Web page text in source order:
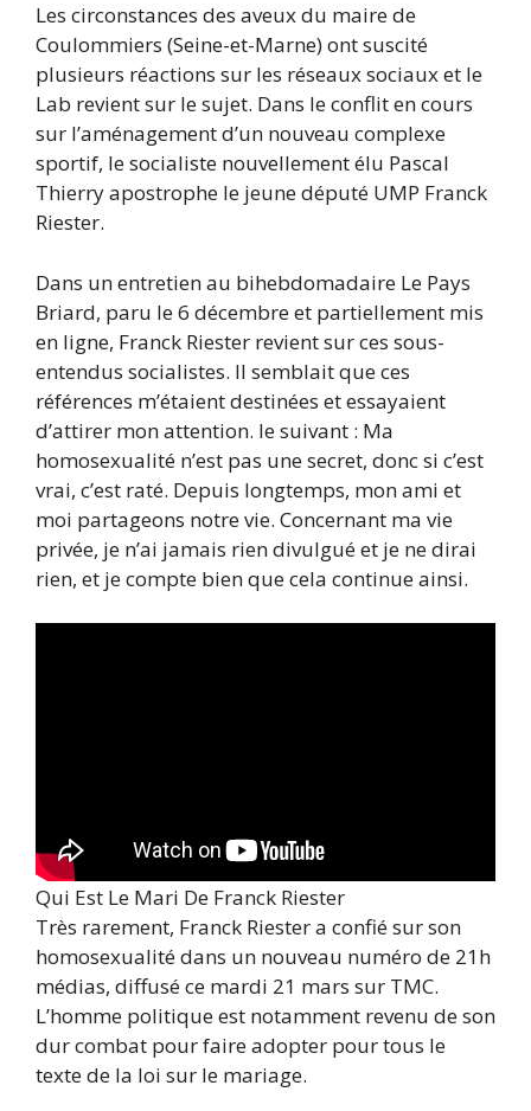
Les circonstances des aveux du maire de
Coulommiers (Seine-et-Marne) ont suscité
plusieurs réactions sur les réseaux sociaux et le
Lab revient sur le sujet. Dans le conflit en cours
sur l’aménagement d’un nouveau complexe
sportif, le socialiste nouvellement élu Pascal
Thierry apostrophe le jeune député UMP Franck
Riester.
Dans un entretien au bihebdomadaire Le Pays
Briard, paru le 6 décembre et partiellement mis
en ligne, Franck Riester revient sur ces sous-
entendus socialistes. Il semblait que ces
références m’étaient destinées et essayaient
d’attirer mon attention. le suivant : Ma
homosexualité n’est pas une secret, donc si c’est
vrai, c’est raté. Depuis longtemps, mon ami et
moi partageons notre vie. Concernant ma vie
privée, je n’ai jamais rien divulgué et je ne dirai
rien, et je compte bien que cela continue ainsi.
Qui Est Le Mari De Franck Riester
Très rarement, Franck Riester a confié sur son
homosexualité dans un nouveau numéro de 21h
médias, diffusé ce mardi 21 mars sur TMC.
L’homme politique est notamment revenu de son
dur combat pour faire adopter pour tous le
texte de la loi sur le mariage.